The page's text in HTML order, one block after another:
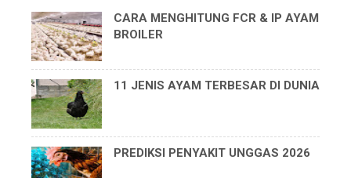
CARA MENGHITUNG FCR & IP AYAM
BROILER
11 JENIS AYAM TERBESAR DI DUNIA
PREDIKSI PENYAKIT UNGGAS 2026